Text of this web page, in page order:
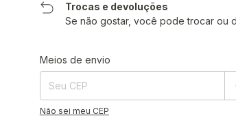
Trocas e devoluções
Se não gostar, você pode trocar ou
Entregas para o CEP:
Meios de envio
Não sei meu CEP